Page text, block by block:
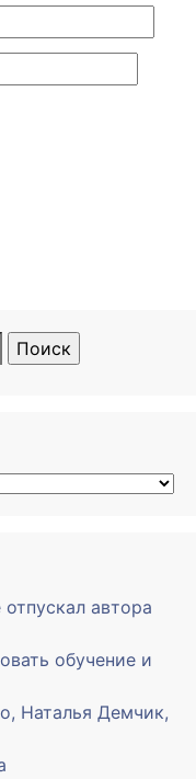
автора
обучение и
Наталья Демчик,